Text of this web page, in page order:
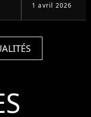
1 avril 2026